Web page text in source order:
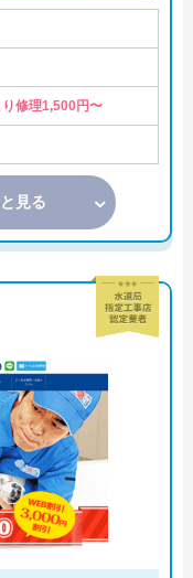
り修理1,500円〜
見る